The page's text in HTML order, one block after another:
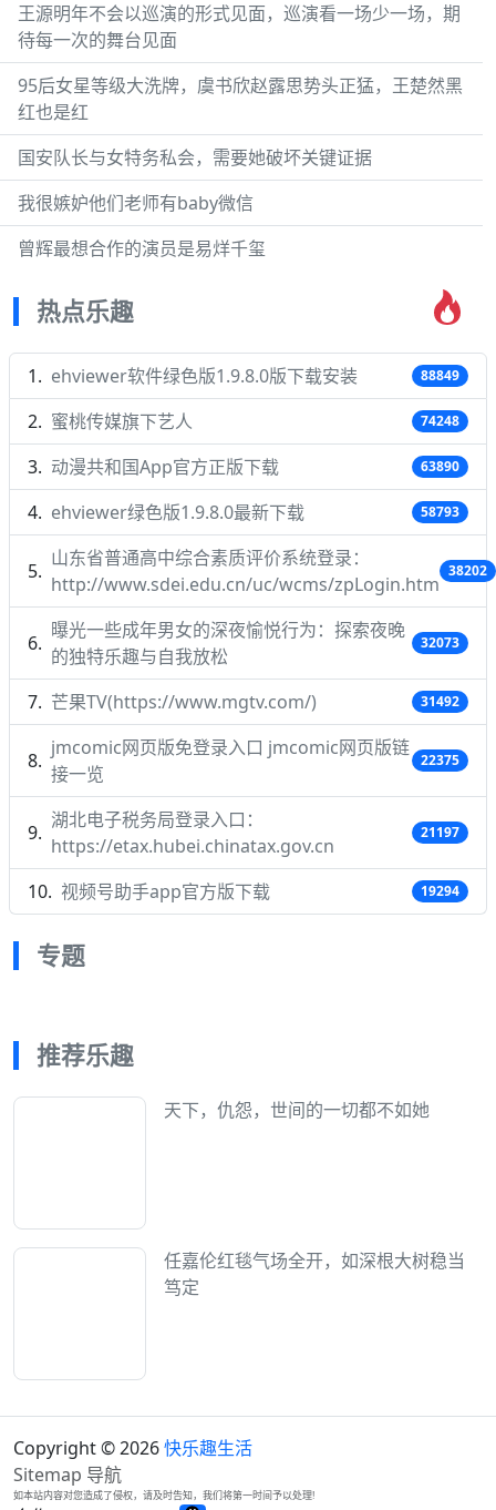
王源明年不会以巡演的形式见面，巡演看一场少一场，期
待每一次的舞台见面
95后女星等级大洗牌，虞书欣赵露思势头正猛，王楚然黑
红也是红
国安队长与女特务私会，需要她破坏关键证据
我很嫉妒他们老师有baby微信
曾辉最想合作的演员是易烊千玺
热点乐趣
ehviewer软件绿色版1.9.8.0版下载安装 88849
蜜桃传媒旗下艺人 74248
动漫共和国App官方正版下载 63890
ehviewer绿色版1.9.8.0最新下载 58793
山东省普通高中综合素质评价系统登录：
http://www.sdei.edu.cn/uc/wcms/zpLogin.htm
38202
曝光一些成年男女的深夜愉悦行为：探索夜晚
的独特乐趣与自我放松
32073
芒果TV(https://www.mgtv.com/) 31492
jmcomic网页版免登录入口 jmcomic网页版链
接一览
22375
湖北电子税务局登录入口：
https://etax.hubei.chinatax.gov.cn
21197
视频号助手app官方版下载 19294
专题
推荐乐趣
天下，仇怨，世间的一切都不如她
任嘉伦红毯气场全开，如深根大树稳当
笃定
Copyright © 2026快乐趣生活
Sitemap 导航
如本站内容对您造成了侵权，请及时告知，我们将第一时间予以处理!